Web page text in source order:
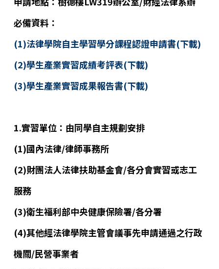
必備資料：
(1)法律學院自主學習學分課程認證申請書(下載)
(2)學生產業實習成績考評表(下載)
(3)學生產業實習成果報告書(下載)
1.實習單位：由同學自主規劃安排
(1)國內法律/律師事務所
(2)財團法人法律扶助基金會/各分會實習或志工
服務
(3)衛生福利部中央健康保險署/各分署
(4)其他經法律學院主管會議事先申請通過之行政
機關/民營事業者